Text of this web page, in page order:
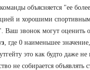
объясняется "ее
и хорошими
Ваш звонок могут оценить
, где 0 наименьшее
это как будто даже не
не собирается объявлять